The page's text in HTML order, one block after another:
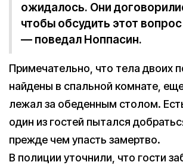
ожидалось. Они
чтобы обсудить этот
— поведал Ноппасин.
Примечательно, что тела двоих
найдены в спальной комнате,
лежал за обеденным столом.
один из гостей пытался
прежде чем упасть замертво.
В полиции уточнили, что гости